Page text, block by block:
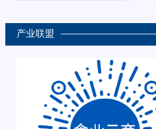
产业联盟